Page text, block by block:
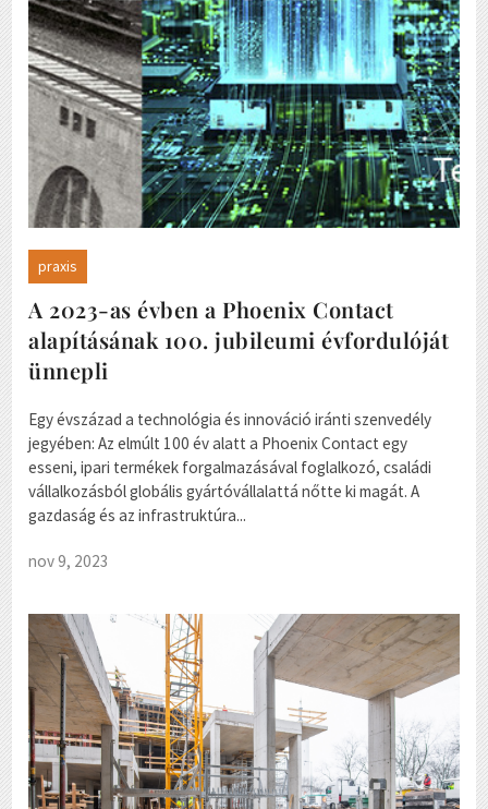
praxis
A 2023-as évben a Phoenix Contact
alapításának 100. jubileumi évfordulóját
ünnepli
Egy évszázad a technológia és innováció iránti szenvedély
jegyében: Az elmúlt 100 év alatt a Phoenix Contact egy
esseni, ipari termékek forgalmazásával foglalkozó, családi
vállalkozásból globális gyártóvállalattá nőtte ki magát. A
gazdaság és az infrastruktúra...
nov 9, 2023